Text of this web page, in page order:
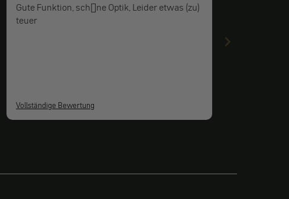
Gute Funktion, sch�ne Optik, Leider etwas (zu)
teuer
Vollständige Bewertung